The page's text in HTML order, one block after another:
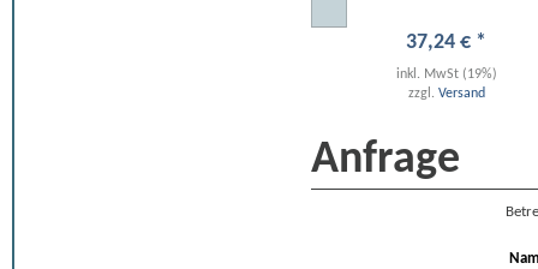
37,24 € *
inkl. MwSt (19%)
zzgl. Versand
Anfrage